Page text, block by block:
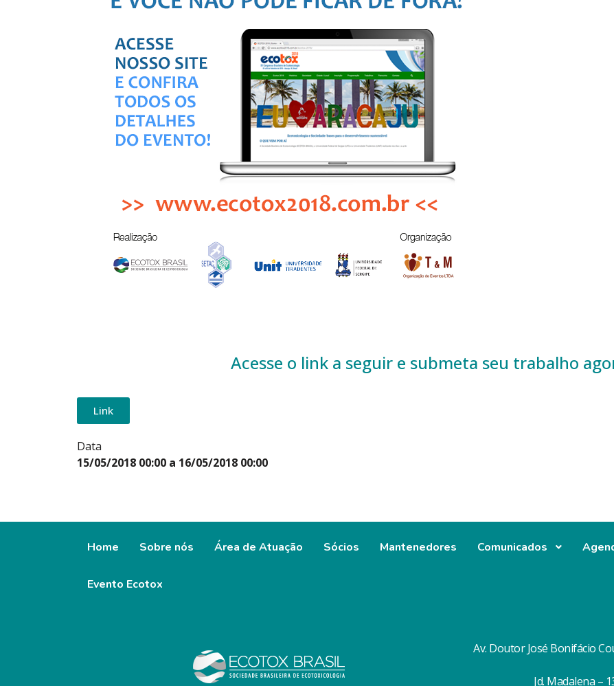
Acesse o link a seguir e submeta seu trabalho
Link
Data
15/05/2018 00:00 a 16/05/2018 00:00
Home Sobre nós Área de Atuação Sócios Mantenedores Comunicados
Evento Ecotox
Av. Doutor José Bonifácio
Jd. Madalena –